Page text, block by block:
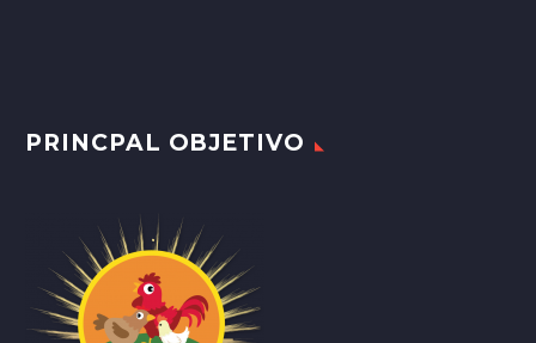
PRINCPAL OBJETIVO